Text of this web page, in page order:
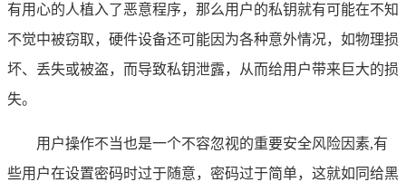
有用心的人植入了恶意程序，那么用户的私钥就有可能在不知
不觉中被窃取，硬件设备还可能因为各种意外情况，如物理损
坏、丢失或被盗，而导致私钥泄露，从而给用户带来巨大的损
失。
用户操作不当也是一个不容忽视的重要安全风险因素,有
些用户在设置密码时过于随意，密码过于简单，这就如同给黑